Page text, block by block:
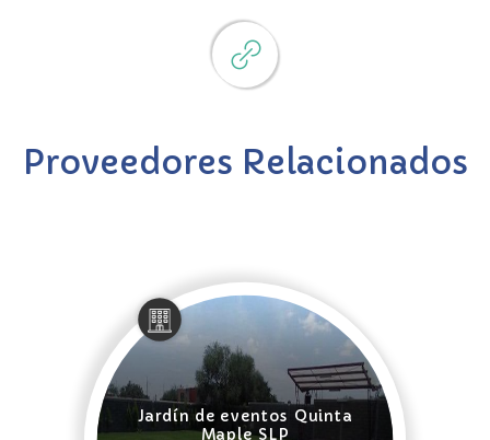
Proveedores Relacionados
Jardín de eventos Quinta
Maple SLP